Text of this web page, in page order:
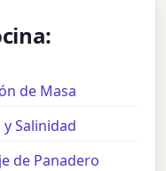
de Masa
Salinidad
de Panadero